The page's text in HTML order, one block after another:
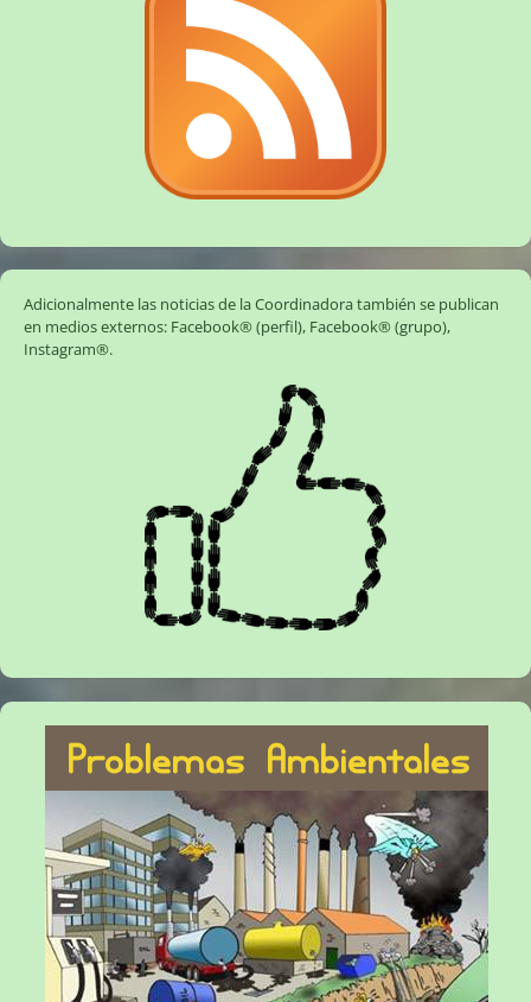
Adicionalmente las noticias de la Coordinadora también se publican
en medios externos: Facebook® (perfil), Facebook® (grupo),
Instagram®.